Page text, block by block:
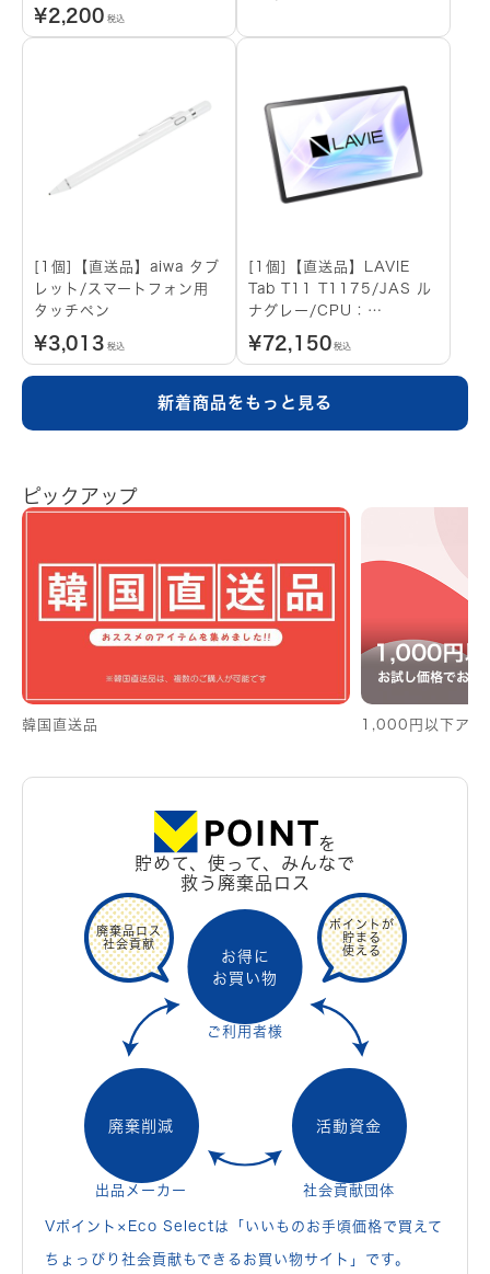
¥2,200 税込
[1個]【直送品】aiwa タブ
レット/スマートフォン用
タッチペン
¥3,013 税込
[1個]【直送品】LAVIE
Tab T11 T1175/JAS ル
ナグレー/CPU：
Qualcomm SDM685/メ
モリ：8GB/ストレージタ
イプ：eMMC・
256GB/OS：Android
¥72,150 税込
新着商品をもっと見る
ピックアップ
韓国直送品 1,000円以下アイ
を
貯めて、使って、みんなで
救う廃棄品ロス
お得に
お買い物
ご利用者様
廃棄削減
出品メーカー
活動資金
社会貢献団体
廃棄品ロス
社会貢献
ポイントが
貯まる
使える
Vポイント×Eco Selectは「いいものお手頃価格で買えて
ちょっぴり社会貢献もできるお買い物サイト」です。